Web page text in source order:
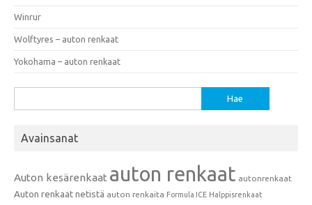
Winrur
Wolftyres – auton renkaat
Yokohama – auton renkaat
Avainsanat
Auton kesärenkaat auton renkaat autonrenkaat
Auton renkaat netistä auton renkaita Formula ICE Halppisrenkaat